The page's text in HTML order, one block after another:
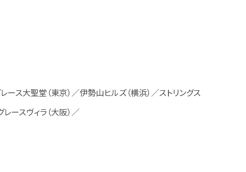
ス大聖堂（東京）／伊勢山ヒルズ（横浜）／ストリングス
ースヴィラ（大阪）／